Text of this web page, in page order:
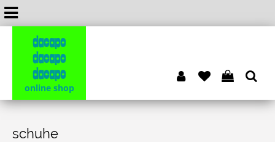
dacapo
dacapo
dacapo
online shop
schuhe